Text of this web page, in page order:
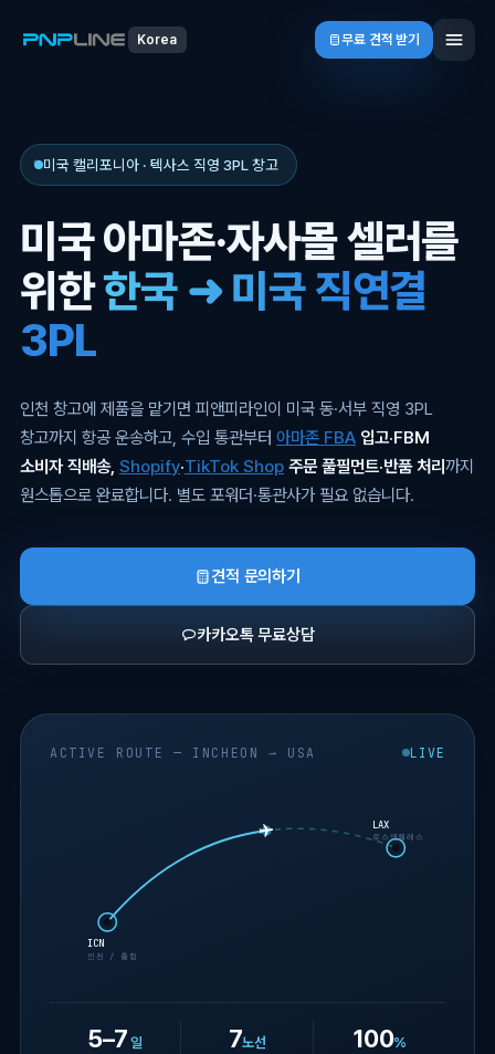
Korea 무료 견적 받기
미국 캘리포니아 · 텍사스 직영 3PL 창고
미국 아마존·자사몰 셀러를
위한한국 ➜ 미국 직연결
3PL
인천 창고에 제품을 맡기면 피앤피라인이 미국 동·서부 직영 3PL
창고까지 항공 운송하고, 수입 통관부터 아마존 FBA 입고·FBM
소비자 직배송, Shopify·TikTok Shop 주문 풀필먼트·반품 처리까지
원스톱으로 완료합니다. 별도 포워더·통관사가 필요 없습니다.
견적 문의하기
카카오톡 무료상담
ACTIVE ROUTE — INCHEON ⇀ USA LIVE
ICN
인천 / 출항
LAX
로스앤젤레스
5–7 일 7노선 100%